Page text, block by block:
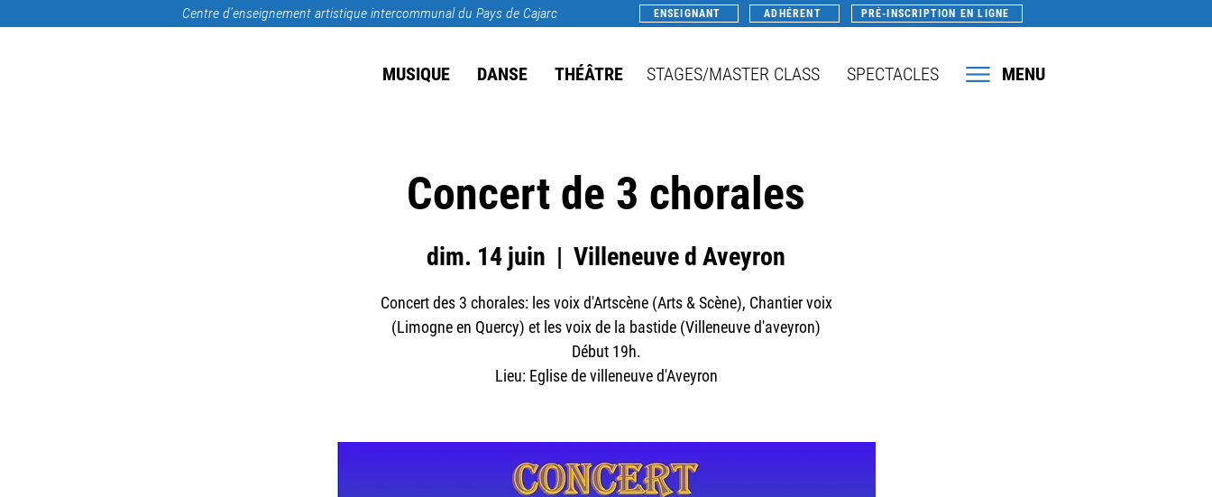
Centre d’enseignement artistique intercommunal du Pays de Cajarc ENSEIGNANT ADHÉRENT PRÉ-INSCRIPTION EN LIGNE
MUSIQUE DANSE THÉÂTRE STAGES/MASTER CLASS SPECTACLES MENU
Concert de 3 chorales
dim. 14 juin
  |
Villeneuve d Aveyron
Concert des 3 chorales: les voix d'Artscène (Arts & Scène), Chantier voix
(Limogne en Quercy) et les voix de la bastide (Villeneuve d'aveyron)
Début 19h.
Lieu: Eglise de villeneuve d'Aveyron